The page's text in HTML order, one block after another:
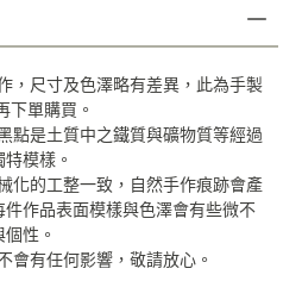
，尺寸及色澤略有差異，此為手製
下單購買。
點是土質中之鐵質與礦物質等經過
模樣。
化的工整一致，自然手作痕跡會產
作品表面模樣與色澤會有些微不
性。
會有任何影響，敬請放心。